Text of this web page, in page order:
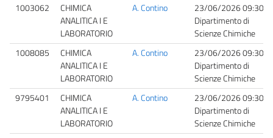
1003062
CHIMICA
ANALITICA I E
LABORATORIO
A. Contino
23/06/2026 09:30
Dipartimento di
Scienze Chimiche
1008085
CHIMICA
ANALITICA I E
LABORATORIO
A. Contino
23/06/2026 09:30
Dipartimento di
Scienze Chimiche
9795401
CHIMICA
ANALITICA I E
LABORATORIO
A. Contino
23/06/2026 09:30
Dipartimento di
Scienze Chimiche